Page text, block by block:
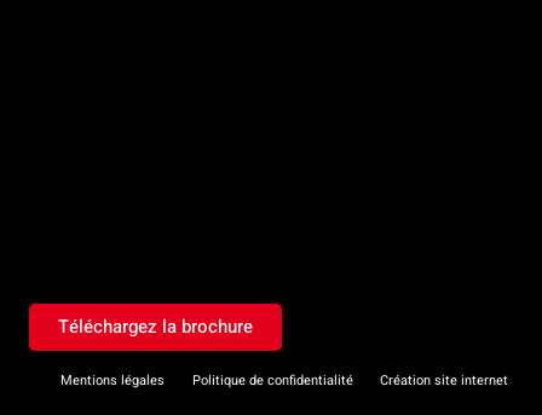
Téléchargez la brochure
Mentions légales Politique de confidentialité Création site internet